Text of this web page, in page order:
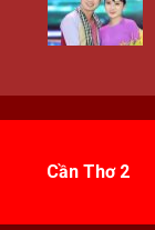
Cần Thơ 2